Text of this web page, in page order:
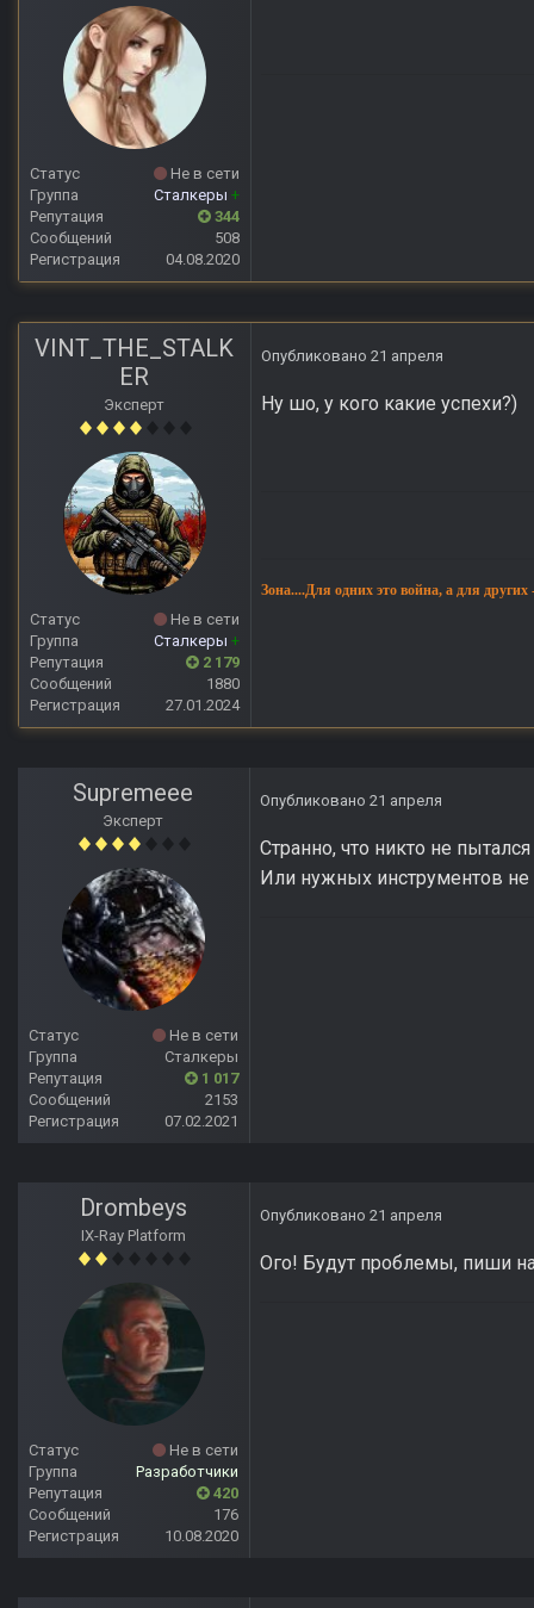
Статус
Не в сети
Группа
Сталкеры +
Репутация
344
Сообщений
508
Регистрация
04.08.2020
VINT_THE_STALK
ER
Эксперт
Статус
Не в сети
Группа
Сталкеры +
Репутация
2 179
Сообщений
1880
Регистрация
27.01.2024
Опубликовано 21 апреля
Ну шо, у кого какие успехи?)
Зона....Для одних это война, а для
Supremeee
Эксперт
Статус
Не в сети
Группа
Сталкеры
Репутация
1 017
Сообщений
2153
Регистрация
07.02.2021
Опубликовано 21 апреля
Странно, что никто не
Или нужных инструментов
Drombeys
IX-Ray Platform
Статус
Не в сети
Группа
Разработчики
Репутация
420
Сообщений
176
Регистрация
10.08.2020
Опубликовано 21 апреля
Ого! Будут проблемы, пиши